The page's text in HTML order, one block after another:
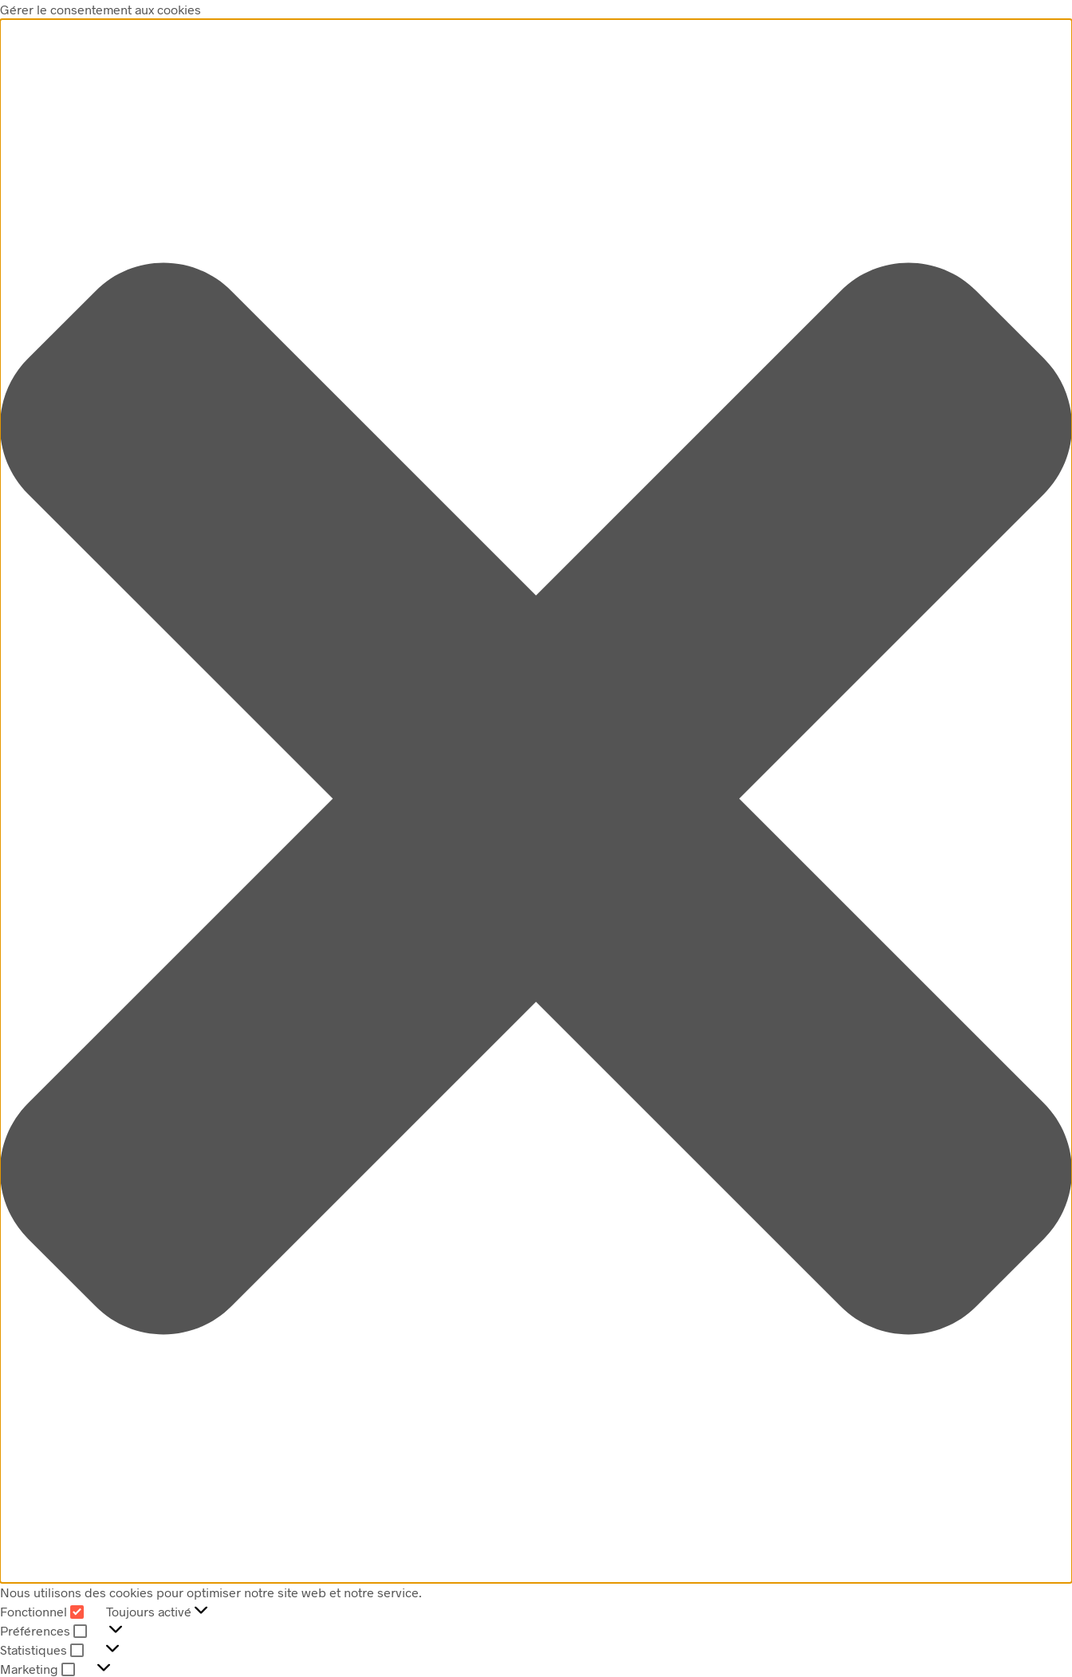
Gérer le consentement aux cookies
Nous utilisons des cookies pour optimiser notre site web et notre service.
Fonctionnel
FONCTIONNEL
Toujours activé
Préférences
PRÉFÉRENCES
Statistiques
STATISTIQUES
Marketing